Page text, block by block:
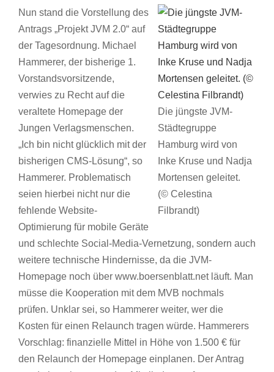
Die jüngste JVM-
Städtegruppe
Hamburg wird von
Inke Kruse und Nadja
Mortensen geleitet.
(© Celestina
Filbrandt)
Nun stand die Vorstellung des
Antrags „Projekt JVM 2.0“ auf
der Tagesordnung. Michael
Hammerer, der bisherige 1.
Vorstandsvorsitzende,
verwies zu Recht auf die
veraltete Homepage der
Jungen Verlagsmenschen.
„Ich bin nicht glücklich mit der
bisherigen CMS-Lösung“, so
Hammerer. Problematisch
seien hierbei nicht nur die
fehlende Website-
Optimierung für mobile Geräte
und schlechte Social-Media-Vernetzung, sondern auch
weitere technische Hindernisse, da die JVM-
Homepage noch über www.boersenblatt.net läuft. Man
müsse die Kooperation mit dem MVB nochmals
prüfen. Unklar sei, so Hammerer weiter, wer die
Kosten für einen Relaunch tragen würde. Hammerers
Vorschlag: finanzielle Mittel in Höhe von 1.500 € für
den Relaunch der Homepage einplanen. Der Antrag